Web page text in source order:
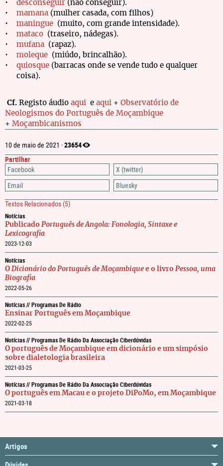
10 de maio de 2021 ·23654
Partilhar
Facebook
X (twitter)
Email
Bluesky
Textos Relacionados (5)
Notícias
Publicado Português de Angola: Fonologia, Sintaxe e
Lexicografia
2023-12-03
Notícias
O Dicionário do Português de Moçambique e o livro Pessoa, uma
Biografia
2022-05-26
Notícias // Programas De Rádio
Ensinar Português em Moçambique
2022-02-25
Notícias // Programas De Rádio Da Associação Ciberdúvidas
O português de Moçambique em dicionário e um simpósio
sobre dialetologia brasileira
2021-03-25
Notícias // Programas De Rádio Da Associação Ciberdúvidas
O português em Macau e o projeto DiPoMo, em Moçambique
2021-03-18
desconseguir (não conseguir).
mamana(mulher casada, com filhos)
maningue(muito, com grande intensidade).
mataco(traseiro, nádegas).
mufana(rapaz).
moleque(miúdo, brincalhão).
quiosque(barracas onde se vende tudo e qualquer
coisa).
Cf. Registo áudio aqui e aqui + Observatório de
Neologismos do Português de Moçambique
+ Moçambicanismos
Artigos